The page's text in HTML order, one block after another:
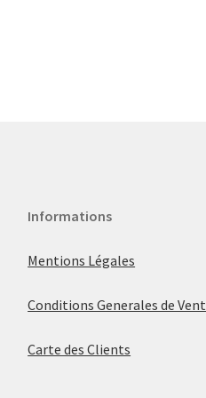
Informations
Mentions Légales
Conditions Generales de
Carte des Clients